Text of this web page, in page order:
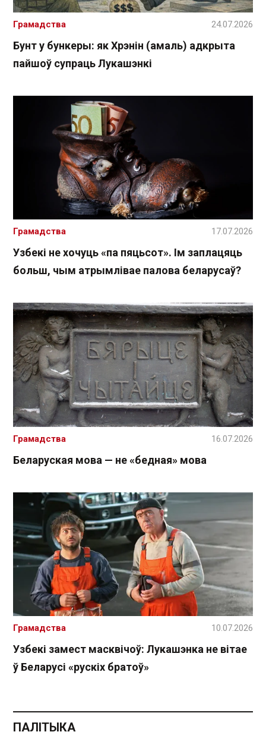
Бунт у бункеры: як Хрэнін (амаль) адкрыта
пайшоў супраць Лукашэнкі
Грамадства 24.07.2026
Узбекі не хочуць «па пяцьсот». Ім заплацяць
больш, чым атрымлівае палова беларусаў?
Грамадства 17.07.2026
Беларуская мова — не «бедная» мова
Грамадства 16.07.2026
Узбекі замест масквічоў: Лукашэнка не вітае
ў Беларусі «рускіх братоў»
Грамадства 10.07.2026
ПАЛІТЫКА